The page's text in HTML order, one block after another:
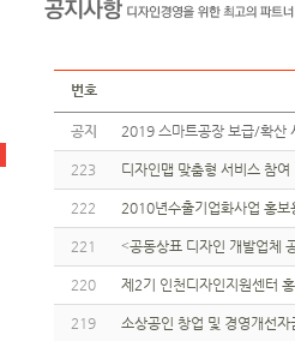
번호
공지 2019 스마트공장 보급/확
223 디자인맵 맞춤형 서비스 참
222 2010년수출기업화사업 홍보
221 ˂공동상표 디자인 개발업체
220 제2기 인천디자인지원센터
219 소상공인 창업 및 경영개선